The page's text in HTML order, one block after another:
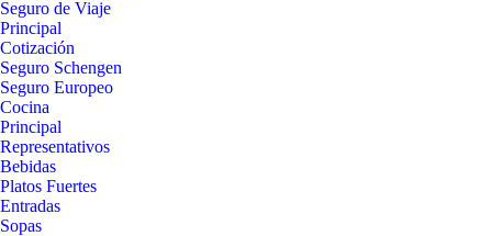
Seguro de Viaje
Principal
Cotización
Seguro Schengen
Seguro Europeo
Cocina
Principal
Representativos
Bebidas
Platos Fuertes
Entradas
Sopas